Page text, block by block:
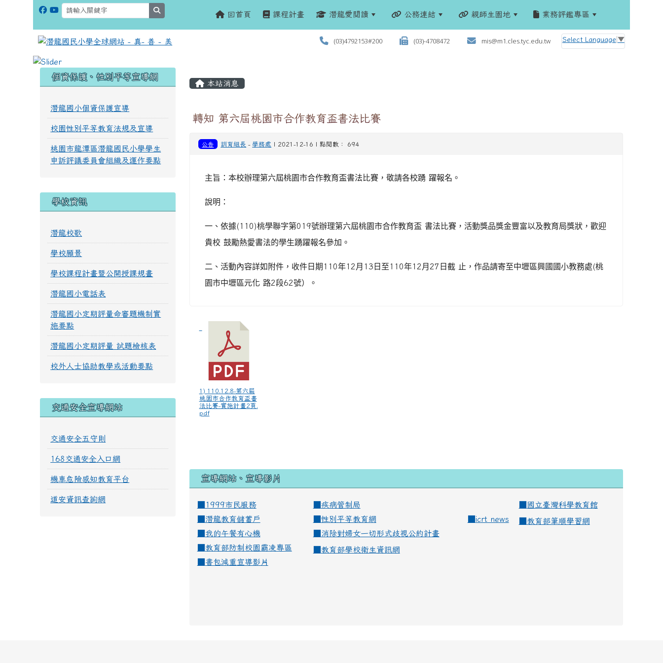
回首頁 課程計畫 潛龍愛閱讀 公務連結 親師生園地 業務評鑑專區
(03)4792153#200 (03)-4708472 mis@m1.cles.tyc.edu.tw Select Language ▼
本站消息
轉知 第六屆桃園市合作教育盃書法比賽
公告 訓育組長 - 學務處 | 2021-12-16 | 點閱數： 694
主旨： 本校辦理第六屆桃園市合作教育盃書法比賽，敬請各校踴 躍報名。
說明：
一、依據(110)桃學聯字第019號辦理第六屆桃園市合作教育盃 書法比賽，活動獎品獎金豐富以及教育局獎狀，歡迎
貴校 鼓勵熱愛書法的學生踴躍報名參加。
二、活動內容詳如附件，收件日期 110年12 月 13 日至110年12 月 27 日截 止，作品請寄至中壢區興國國小教務處(桃
園市中壢區元化 路2段62號）。
1) 110.12.8-第六屆
桃園市合作教育盃書
法比賽-實施計畫2頁.
pdf
宣導網站、宣導影片
■1999市民服務 疾病管制局
國立臺灣科學教育館
潛龍教育儲蓄戶 性別平等教育網 icrt news
教育部筆順學習網
我的午餐有心機
消除對婦女一切形式歧視公約計畫
教育部防制校園霸凌專區
教育部學校衛生資訊網
書包減重宣導影片
個資保護、性別平等宣導網
潛龍國小個資保護宣導
校園性別平等教育法規及宣導
桃園市龍潭區潛龍國民小學學生
申訴評議委員會組織及運作要點
學校資訊
潛龍校歌
學校願景
學校課程計畫暨公開授課規畫
潛龍國小電話表
潛龍國小定期評量命審題機制實
施要點
潛龍國小定期評量 試題檢核表
校外人士協助教學或活動要點
交通安全宣導網站
交通安全五守則
168交通安全入口網
機車危險感知教育平台
道安資訊查詢網